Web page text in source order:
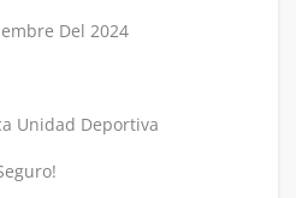
Del 2024
Unidad Deportiva